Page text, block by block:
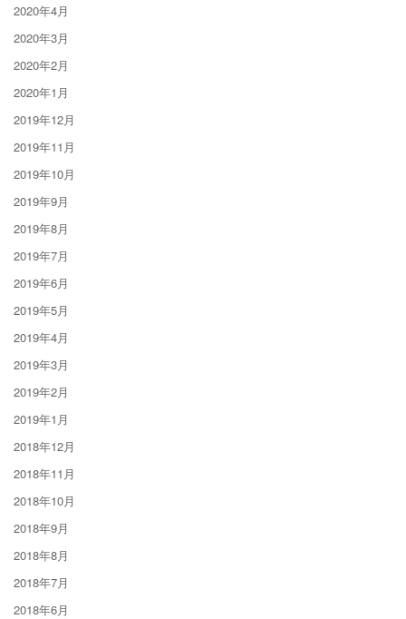
2020年4月
2020年3月
2020年2月
2020年1月
2019年12月
2019年11月
2019年10月
2019年9月
2019年8月
2019年7月
2019年6月
2019年5月
2019年4月
2019年3月
2019年2月
2019年1月
2018年12月
2018年11月
2018年10月
2018年9月
2018年8月
2018年7月
2018年6月